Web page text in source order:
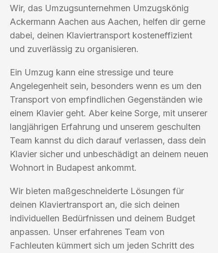
Wir, das Umzugsunternehmen Umzugskönig
Ackermann Aachen aus Aachen, helfen dir gerne
dabei, deinen Klaviertransport kosteneffizient
und zuverlässig zu organisieren.
Ein Umzug kann eine stressige und teure
Angelegenheit sein, besonders wenn es um den
Transport von empfindlichen Gegenständen wie
einem Klavier geht. Aber keine Sorge, mit unserer
langjährigen Erfahrung und unserem geschulten
Team kannst du dich darauf verlassen, dass dein
Klavier sicher und unbeschädigt an deinem neuen
Wohnort in Budapest ankommt.
Wir bieten maßgeschneiderte Lösungen für
deinen Klaviertransport an, die sich deinen
individuellen Bedürfnissen und deinem Budget
anpassen. Unser erfahrenes Team von
Fachleuten kümmert sich um jeden Schritt des